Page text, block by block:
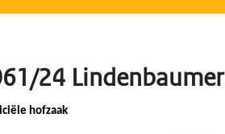
24 Lindenbaumer
hofzaak